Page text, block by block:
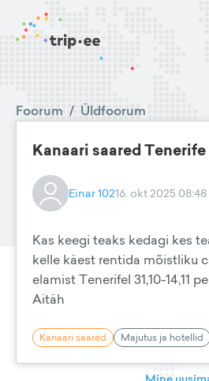
Foorum / Üldfoorum
Kanaari saared Tenerife
Einar 10216. okt 2025 08:48
Kas keegi teaks kedagi kes
kelle käest rentida mõistliku
elamist Tenerifel 31,10-14,11
Aitäh
Kanaari saared Majutus ja hotellid